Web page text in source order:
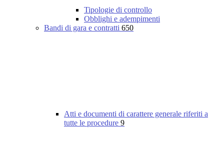
Tipologie di controllo
Obblighi e adempimenti
Bandi di gara e contratti 650
Atti e documenti di carattere generale riferiti a
tutte le procedure 9